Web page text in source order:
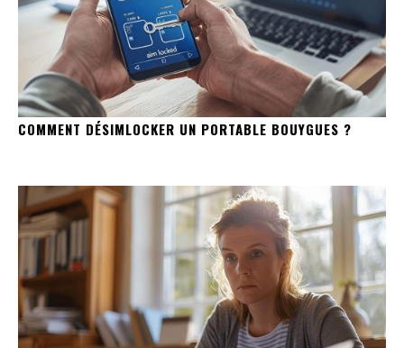
COMMENT DÉSIMLOCKER UN PORTABLE BOUYGUES ?